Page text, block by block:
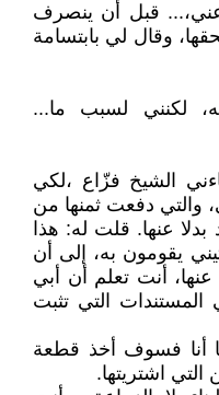
قبل أن ينصرف
وقال لي بابتسامة
لكنني لسبب ما...
الشيخ فزّاع ،لكي
والتي دفعت ثمنها من
بدلا عنها. قلت له: هذا
يقومون به، إلى أن
أنت تعلم أن أبي
المستندات التي تثبت
أنا فسوف أخذ قطعة
التي اشتريتها.